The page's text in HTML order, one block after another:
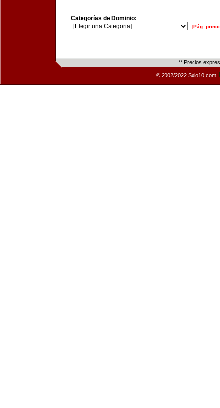
Categorías de Dominio:
[Pág.
** Precios
© 2002/2022 Solo10.com